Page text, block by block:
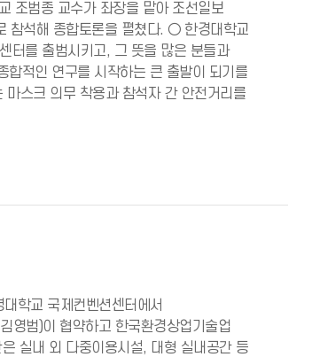
조범종 교수가 좌장을 맡아 조선일보
참석해 종합토론을 펼쳤다. ○ 한경대학교
터를 출범시키고, 그 뜻을 많은 분들과
합적인 연구를 시작하는 큰 출발이 되기를
스크 의무 착용과 참석자 간 안전거리를
학교 국제컨벤션센터에서
영범)이 협약하고 한국환경상업기술업
실내 외 다중이용시설, 대형 실내공간 등